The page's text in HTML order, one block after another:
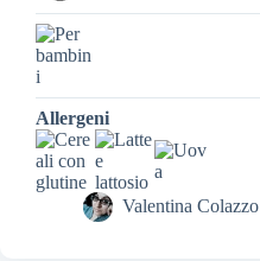
Allergeni
Valentina Colazzo